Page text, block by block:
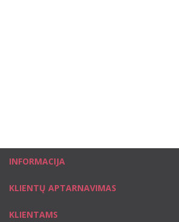
INFORMACIJA
KLIENTŲ APTARNAVIMAS
KLIENTAMS